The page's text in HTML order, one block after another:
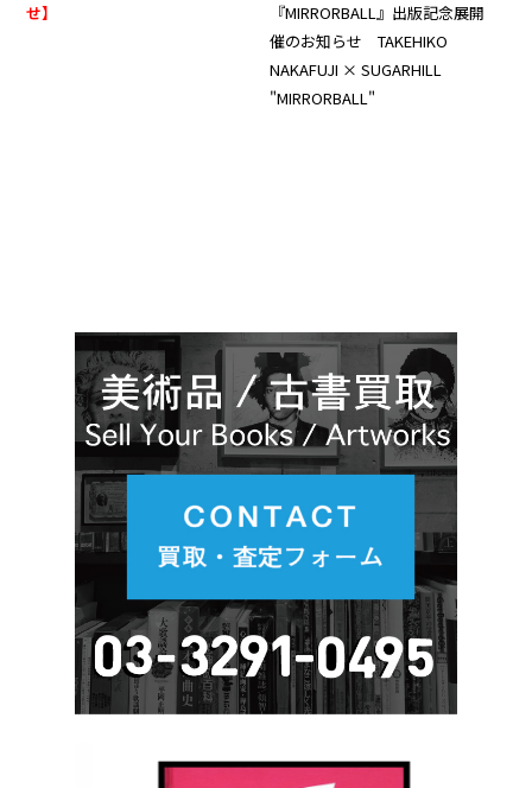
せ】
『MIRRORBALL』出版記念展開
催のお知らせ TAKEHIKO
NAKAFUJI × SUGARHILL
"MIRRORBALL"